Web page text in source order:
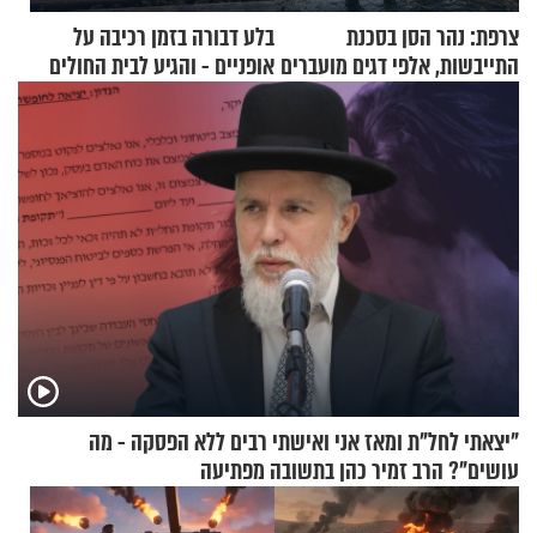
צרפת: נהר הסן בסכנת
התייבשות, אלפי דגים מועברים
במבצעי חילוץ
בלע דבורה בזמן רכיבה על
אופניים - והגיע לבית החולים
במצב מסכן חיים
"יצאתי לחל"ת ומאז אני ואישתי רבים ללא הפסקה - מה
עושים"? הרב זמיר כהן בתשובה מפתיעה